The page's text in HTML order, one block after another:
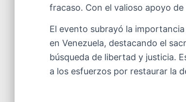
fracaso. Con el valioso apoyo
El evento subrayó la
en Venezuela, destacando el
búsqueda de libertad y justicia.
a los esfuerzos por restaurar la